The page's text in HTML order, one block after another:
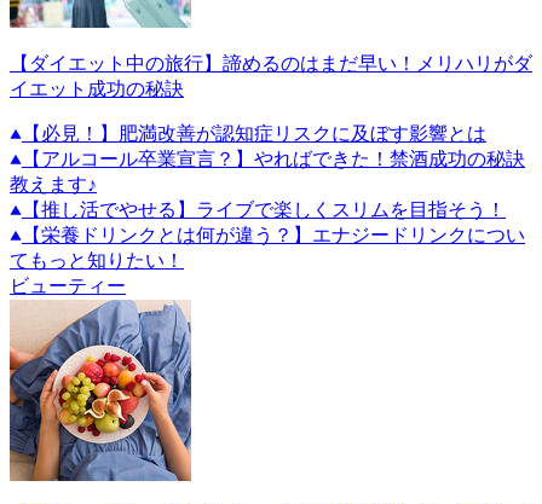
【ダイエット中の旅行】諦めるのはまだ早い！メリハリがダ
イエット成功の秘訣
【必見！】肥満改善が認知症リスクに及ぼす影響とは
【アルコール卒業宣言？】やればできた！禁酒成功の秘訣
教えます♪
【推し活でやせる】ライブで楽しくスリムを目指そう！
【栄養ドリンクとは何が違う？】エナジードリンクについ
てもっと知りたい！
ビューティー